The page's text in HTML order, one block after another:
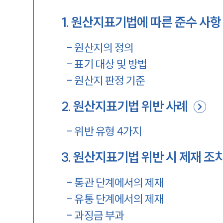
1.원산지표기법에 따른 준수 사항
- 원산지의 정의
- 표기 대상 및 방법
- 원산지 판정 기준
2.원산지표기법 위반 사례
- 위반 유형 4가지
3.원산지표기법 위반 시 제재 조
- 통관 단계에서의 제재
- 유통 단계에서의 제재
- 과징금 부과